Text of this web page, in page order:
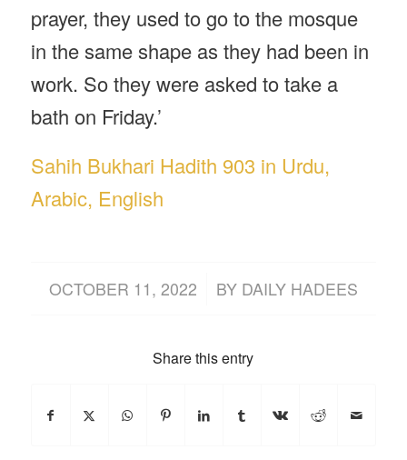
prayer, they used to go to the mosque
in the same shape as they had been in
work. So they were asked to take a
bath on Friday.’
Sahih Bukhari Hadith 903 in Urdu,
Arabic, English
OCTOBER 11, 2022
/ BY DAILY HADEES
Share this entry